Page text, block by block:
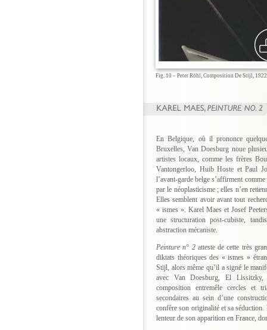
Fig. 10 – Peter Röhl, Composition De Stijl,
En Belgique, où il prononce
Bruxelles, Van Doesburg noue
artistes locaux, comme les frères
Vantongerloo, Huib Hoste et Paul
l’avant-garde belge s’affirment
par le néoplasticisme ; elles n’en
Elles semblent avoir avant tout
« ismes ». Karel Maes et Josef
une structuration post-cubiste,
abstraction mécaniste.
Peinture n° 2atteste de cette très
diktats théoriques des « ismes »
Stijl, alors même qu’il a signé le
avec Van Doesburg, El
composition entremêle cercles et
secondaires au sein d’une
confère son originalité et sa séduction.
lenteur de son apparition en France,